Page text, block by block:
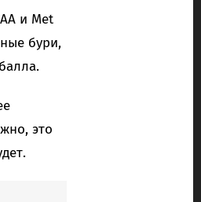
и Met
бури,
это